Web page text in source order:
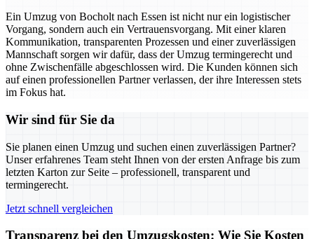
Ein Umzug von Bocholt nach Essen ist nicht nur ein logistischer
Vorgang, sondern auch ein Vertrauensvorgang. Mit einer klaren
Kommunikation, transparenten Prozessen und einer zuverlässigen
Mannschaft sorgen wir dafür, dass der Umzug termingerecht und
ohne Zwischenfälle abgeschlossen wird. Die Kunden können sich
auf einen professionellen Partner verlassen, der ihre Interessen stets
im Fokus hat.
Wir sind für Sie da
Sie planen einen Umzug und suchen einen zuverlässigen Partner?
Unser erfahrenes Team steht Ihnen von der ersten Anfrage bis zum
letzten Karton zur Seite – professionell, transparent und
termingerecht.
Jetzt schnell vergleichen
Transparenz bei den Umzugskosten: Wie Sie Kosten